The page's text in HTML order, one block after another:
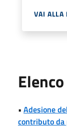
VAI ALLA
• Adesione
contributo